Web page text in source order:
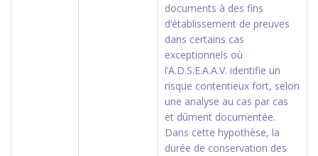
documents à des fins
d’établissement de preuves
dans certains cas
exceptionnels où
l’A.D.S.E.A.A.V. identifie un
risque contentieux fort, selon
une analyse au cas par cas
et dûment documentée.
Dans cette hypothèse, la
durée de conservation des